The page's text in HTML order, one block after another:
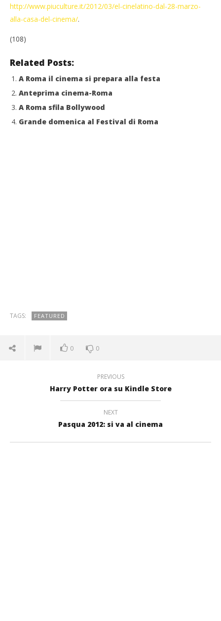
http://www.piuculture.it/2012/03/el-cinelatino-dal-28-marzo-
alla-casa-del-cinema/.
(108)
Related Posts:
A Roma il cinema si prepara alla festa
Anteprima cinema-Roma
A Roma sfila Bollywood
Grande domenica al Festival di Roma
TAGS: FEATURED
0 0
PREVIOUS
Harry Potter ora su Kindle Store
NEXT
Pasqua 2012: si va al cinema